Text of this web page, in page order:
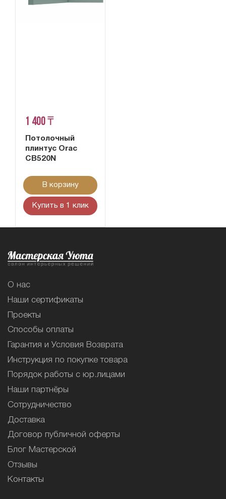
1 400 ₸
Потолочный
плинтус Orac
CB520N
В корзину
Купить в 1 клик
О нас
Наши сертификаты
Проекты
Способы оплаты
Гарантия и Условия Возврата
Инструкция по покупке товара
Порядок работы с юр.лицами
Наши партнёры
Сотрудничество
Доставка
Договор публичной оферты
Блог Мастерской
Отзывы
Контакты